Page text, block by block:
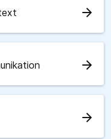
arrow_forward
arrow_forward
arrow_forward